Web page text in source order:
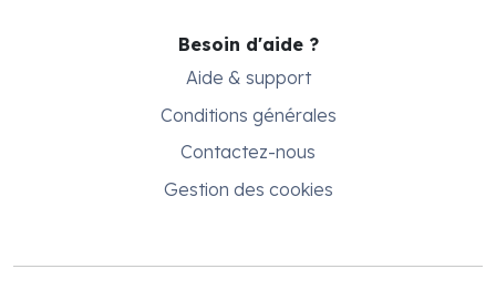
Besoin d'aide ?
Aide & support
Conditions générales
Contactez-nous
Gestion des cookies